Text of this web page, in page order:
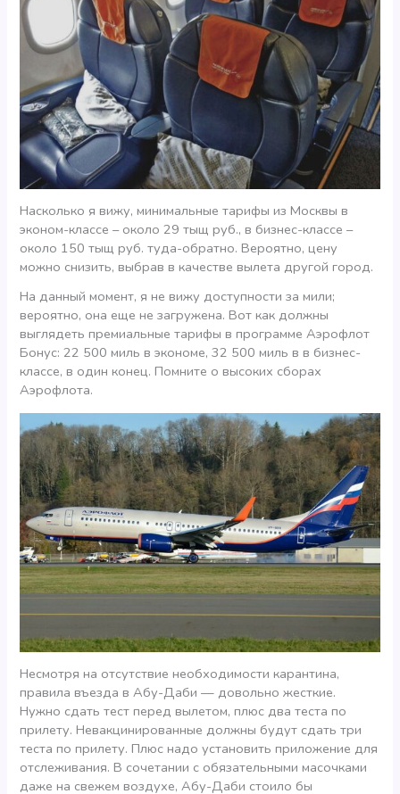
Насколько я вижу, минимальные тарифы из Москвы в
эконом-классе – около 29 тыщ руб., в бизнес-классе –
около 150 тыщ руб. туда-обратно. Вероятно, цену
можно снизить, выбрав в качестве вылета другой город.
На данный момент, я не вижу доступности за мили;
вероятно, она еще не загружена. Вот как должны
выглядеть премиальные тарифы в программе Аэрофлот
Бонус: 22 500 миль в экономе, 32 500 миль в в бизнес-
классе, в один конец. Помните о высоких сборах
Аэрофлота.
Несмотря на отсутствие необходимости карантина,
правила въезда в Абу-Даби — довольно жесткие.
Нужно сдать тест перед вылетом, плюс два теста по
прилету. Невакцинированные должны будут сдать три
теста по прилету. Плюс надо установить приложение для
отслеживания. В сочетании с обязательными масочками
даже на свежем воздухе, Абу-Даби стоило бы